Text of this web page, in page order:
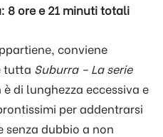
8 ore e 21 minuti totali
conviene
tutta Suburra – La serie
di lunghezza eccessiva e
per addentrarsi
senza dubbio a non